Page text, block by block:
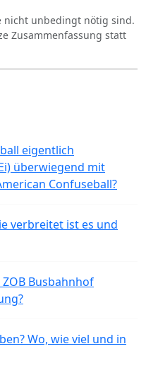
nicht unbedingt nötig sind.
Zusammenfassung statt
eigentlich
überwiegend mit
Confuseball?
verbreitet ist es und
Busbahnhof
Wo, wie viel und in